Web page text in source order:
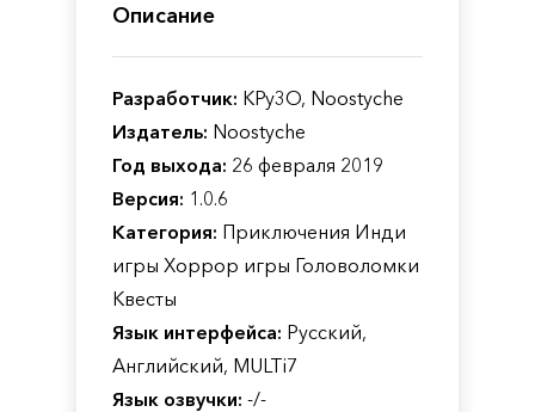
Описание
Разработчик: KPy3O, Noostyche
Издатель: Noostyche
Год выхода: 26 февраля 2019
Версия: 1.0.6
Категория: Приключения Инди
игры Хоррор игры Головоломки
Квесты
Язык интерфейса: Русский,
Английский, MULTi7
Язык озвучки: -/-